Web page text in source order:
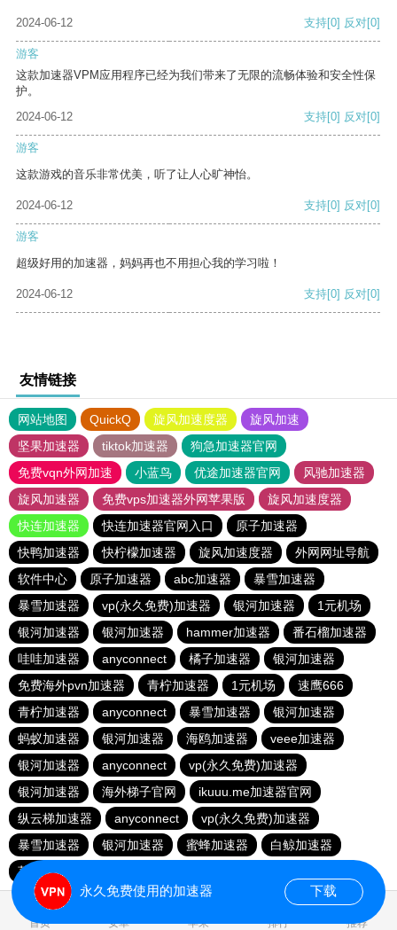
2024-06-12 支持[0] 反对[0]
游客
这款加速器VPM应用程序已经为我们带来了无限的流畅体验和安全性保
护。
2024-06-12
支持[0] 反对[0]
游客
这款游戏的音乐非常优美，听了让人心旷神怡。
2024-06-12 支持[0] 反对[0]
游客
超级好用的加速器，妈妈再也不用担心我的学习啦！
2024-06-12 支持[0] 反对[0]
友情链接
网站地图 QuickQ 旋风加速度器
旋风加速
坚果加速器
tiktok加速器
狗急加速器官网
免费vqn外网加速
小蓝鸟 优途加速器官网
风驰加速器
旋风加速器
免费vps加速器外网苹果版
旋风加速度器
快连加速器
快连加速器官网入口
原子加速器
快鸭加速器
快柠檬加速器 旋风加速度器
外网网址导航
软件中心
原子加速器 abc加速器
暴雪加速器
暴雪加速器
vp(永久免费)加速器 银河加速器
1元机场
银河加速器
银河加速器 hammer加速器
番石榴加速器
哇哇加速器
anyconnect 橘子加速器
银河加速器
免费海外pvn加速器
青柠加速器 1元机场
速鹰666
青柠加速器
anyconnect 暴雪加速器
银河加速器
蚂蚁加速器
银河加速器 海鸥加速器
veee加速器
银河加速器
anyconnect
vp(永久免费)加速器
银河加速器
海外梯子官网
ikuuu.me加速器官网
纵云梯加速器
anyconnect
vp(永久免费)加速器
暴雪加速器
银河加速器 蜜蜂加速器
白鲸加速器
荔枝加速器
首页 安卓 苹果 排行 推荐
永久免费使用的加速器 下载
0.401052s